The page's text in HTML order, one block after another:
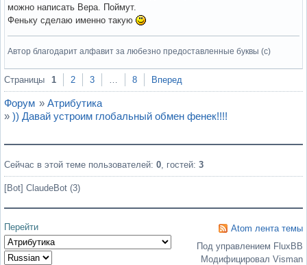
можно написать Вера. Поймут.
Феньку сделаю именно такую
Автор благодарит алфавит за любезно предоставленные буквы (с)
Вне форума
Страницы 1 2 3 8 Вперед
Форум » Атрибутика
» )) Давай устроим глобальный обмен фенек!!!!
Сейчас в этой теме пользователей: 0 , гостей: 3
[Bot] ClaudeBot (3)
Перейти
Atom лента темы
Под управлением FluxBB
Модифицировал Visman